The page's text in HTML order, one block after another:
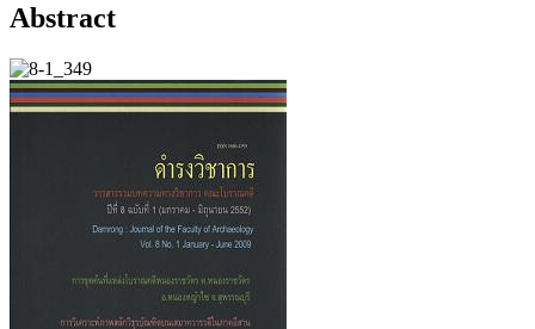
Abstract